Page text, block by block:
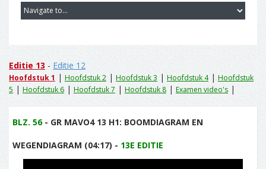
Editie 13 - Editie 12
Hoofdstuk 1 | Hoofdstuk 2 | Hoofdstuk 3 | Hoofdstuk 4| Hoofdstuk
5 | Hoofdstuk 6 | Hoofdstuk 7 | Hoofdstuk 8 | Examen video's |
BLZ. 56- GR MAVO4 13 H1: BOOMDIAGRAM EN
WEGENDIAGRAM (04:17) - 13E EDITIE